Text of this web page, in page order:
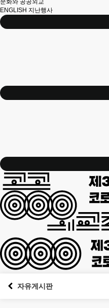
문화와 공공외교
ENGLISH 지난행사
자유게시판